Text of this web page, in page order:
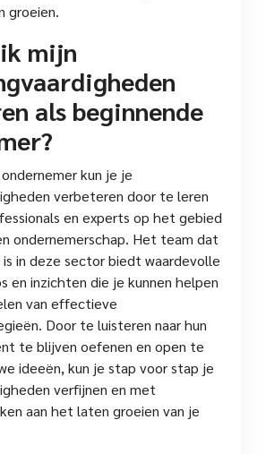
groeien.
mijn
als beginnende
kun je je
verbeteren door te leren
en experts op het gebied
ondernemerschap. Het team dat
in deze sector biedt waardevolle
en inzichten die je kunnen helpen
van effectieve
Door te luisteren naar hun
te blijven oefenen en open te
ideeën, kun je stap voor stap je
verfijnen en met
aan het laten groeien van je